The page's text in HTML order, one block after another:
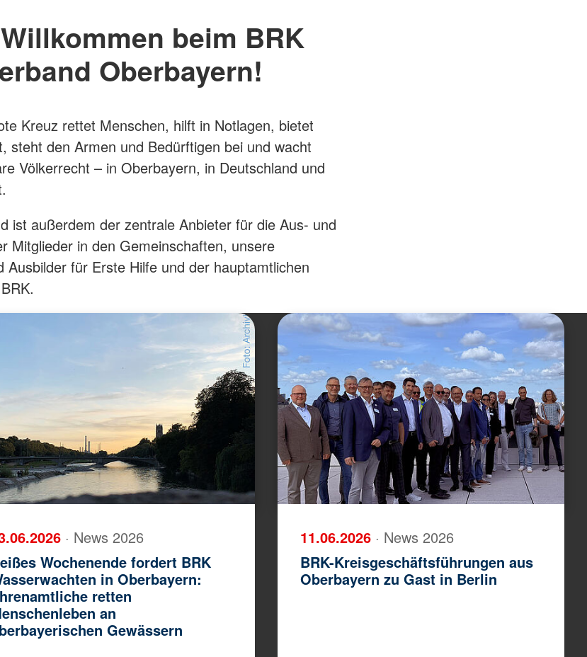
beim BRK
Oberbayern!
Kreuz rettet Menschen, hilft in Notlagen, bietet
steht den Armen und Bedürftigen bei und wacht
Völkerrecht – in Oberbayern, in Deutschland und
ist außerdem der zentrale Anbieter für die Aus- und
Mitglieder in den Gemeinschaften, unsere
Ausbilder für Erste Hilfe und der hauptamtlichen
· News 2026
Wochenende fordert BRK
in Oberbayern:
retten
an
Gewässern
11.06.2026 · News 2026
BRK-Kreisgeschäftsführungen aus
Oberbayern zu Gast in Berlin